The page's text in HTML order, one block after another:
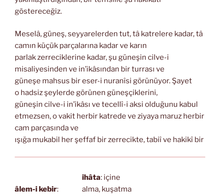
göstereceğiz.
Meselâ, güneş, seyyarelerden tut, tâ katrelere kadar, tâ
camın küçük parçalarına kadar ve karın
parlak zerreciklerine kadar, şu güneşin cilve-i
misaliyesinden ve in’ikâsından bir turrası ve
güneşe mahsus bir eser-i nuranîsi görünüyor. Şayet
o hadsiz şeylerde görünen güneşçiklerini,
güneşin cilve-i in’ikâsı ve tecellî-i aksi olduğunu kabul
etmezsen, o vakit herbir katrede ve ziyaya maruz herbir
cam parçasında ve
ışığa mukabil her şeffaf bir zerrecikte, tabiî ve hakikî bir
âlem-i kebir:
ihâta: içine
alma, kuşatma